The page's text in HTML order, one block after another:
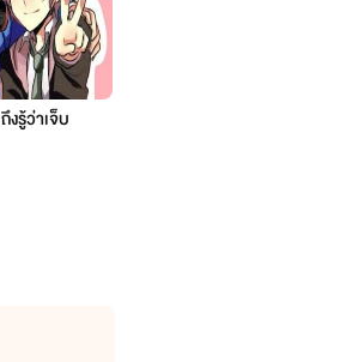
Love you ถึงรู้ว่าเจ็บ